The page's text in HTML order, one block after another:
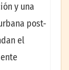
y una
post-
el